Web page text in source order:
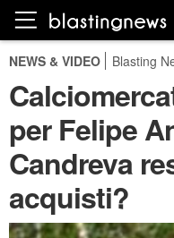
NEWS & VIDEO Blasting
per Felipe
Candreva
acquisti?